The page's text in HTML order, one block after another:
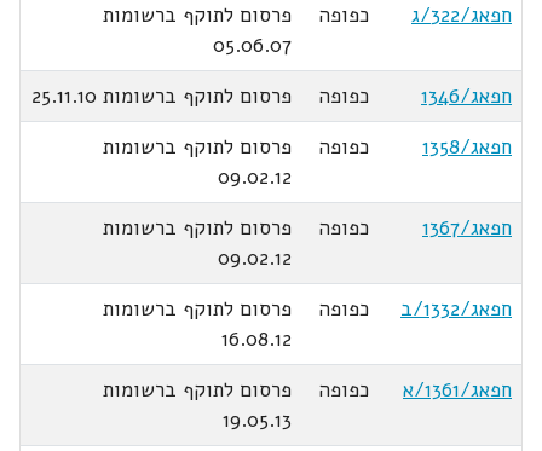
חפאג/322/ג
כפופה
פרסום לתוקף ברשומות
05.06.07
חפאג/1346
כפופה
פרסום לתוקף ברשומות 25.11.10
חפאג/1358
כפופה
פרסום לתוקף ברשומות
09.02.12
חפאג/1367
כפופה
פרסום לתוקף ברשומות
09.02.12
חפאג/1332/ב
כפופה
פרסום לתוקף ברשומות
16.08.12
חפאג/1361/א
כפופה
פרסום לתוקף ברשומות
19.05.13